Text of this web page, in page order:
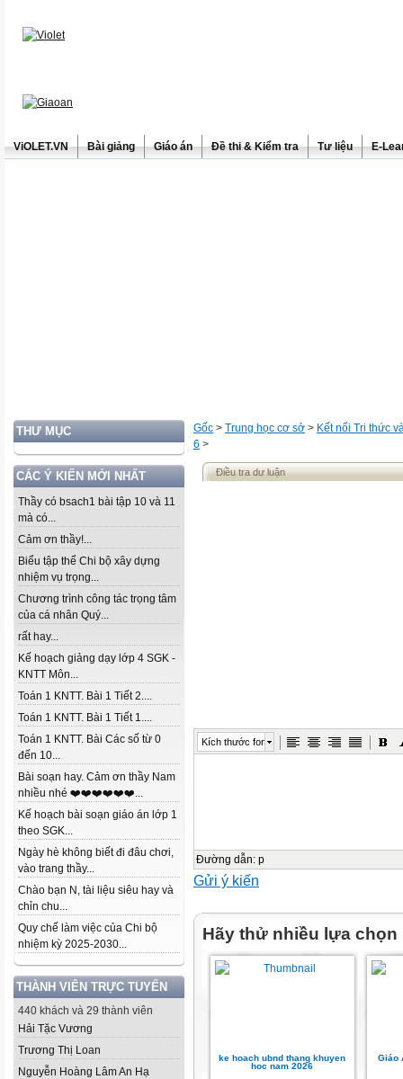
ViOLET.VN Bài giảng Giáo án Đề thi & Kiểm tra Tư liệu E-
THƯ MỤC
CÁC Ý KIẾN MỚI NHẤT
Thầy có bsach1 bài tập 10 và 11
mà có...
Cảm ơn thầy!...
Biểu tập thể Chi bộ xây dựng
nhiệm vụ trọng...
Chương trình công tác trọng tâm
của cá nhân Quý...
rất hay...
Kế hoạch giảng dạy lớp 4 SGK -
KNTT Môn...
Toán 1 KNTT. Bài 1 Tiết 2....
Toán 1 KNTT. Bài 1 Tiết 1....
Toán 1 KNTT. Bài Các số từ 0
đến 10...
Bài soạn hay. Cảm ơn thầy Nam
nhiều nhé ❤️❤️❤️❤️❤️❤️...
Kế hoạch bài soạn giáo án lớp 1
theo SGK...
Ngày hè không biết đi đâu chơi,
vào trang thầy...
Chào bạn N, tài liệu siêu hay và
chỉn chu...
Quy chế làm việc của Chi bộ
nhiệm kỳ 2025-2030...
THÀNH VIÊN TRỰC TUYẾN
440 khách và 29 thành viên
Hải Tặc Vương
Trương Thị Loan
Nguyễn Hoàng Lâm An Hạ
Gốc > Trung học cơ sở > Kết nối Tri thức
6 >
Điều tra dư luận
Kích thước font
Đường dẫn: p
Gửi ý kiến
Hãy thử nhiều lựa chọn
ke hoach ubnd thang khuyen
hoc nam 2026
Giáo